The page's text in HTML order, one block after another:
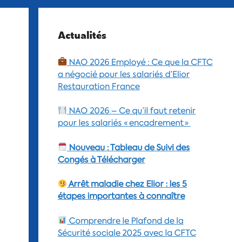
Actualités
NAO 2026 Employé : Ce que la CFTC
a négocié pour les salariés d’Elior
Restauration France
NAO 2026 – Ce qu’il faut retenir
pour les salariés « encadrement »
Nouveau : Tableau de Suivi des
Congés à Télécharger
Arrêt maladie chez Elior : les 5
étapes importantes à connaître
Comprendre le Plafond de la
Sécurité sociale 2025 avec la CFTC